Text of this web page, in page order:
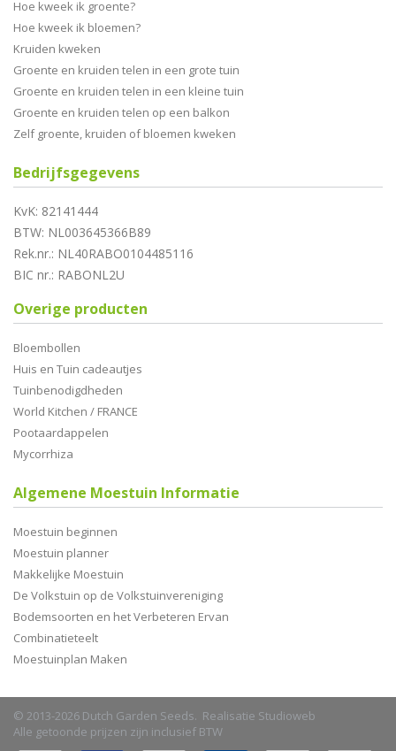
Hoe kweek ik groente?
Hoe kweek ik bloemen?
Kruiden kweken
Groente en kruiden telen in een grote tuin
Groente en kruiden telen in een kleine tuin
Groente en kruiden telen op een balkon
Zelf groente, kruiden of bloemen kweken
Bedrijfsgegevens
KvK: 82141444
BTW: NL003645366B89
Rek.nr.: NL40RABO0104485116
BIC nr.: RABONL2U
Overige producten
Bloembollen
Huis en Tuin cadeautjes
Tuinbenodigdheden
World Kitchen / FRANCE
Pootaardappelen
Mycorrhiza
Algemene Moestuin Informatie
Moestuin beginnen
Moestuin planner
Makkelijke Moestuin
De Volkstuin op de Volkstuinvereniging
Bodemsoorten en het Verbeteren Ervan
Combinatieteelt
Moestuinplan Maken
© 2013-2026 Dutch Garden Seeds. Realisatie Studioweb
Alle getoonde prijzen zijn inclusief BTW